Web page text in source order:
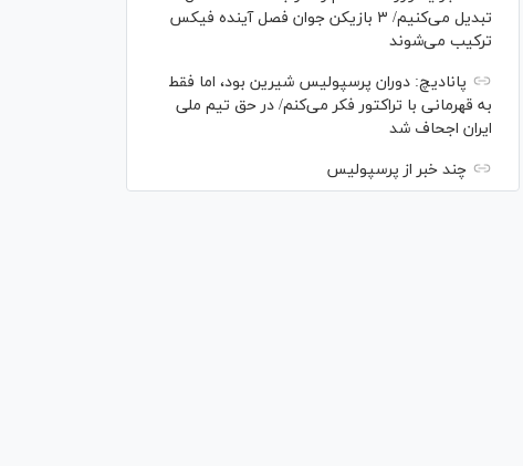
تبدیل می‌کنیم/ ۳ بازیکن جوان فصل آینده فیکس
ترکیب می‌شوند
پانادیچ: دوران پرسپولیس شیرین بود، اما فقط
به قهرمانی با تراکتور فکر می‌کنم/ در حق تیم ملی
ایران اجحاف شد
چند خبر از پرسپولیس